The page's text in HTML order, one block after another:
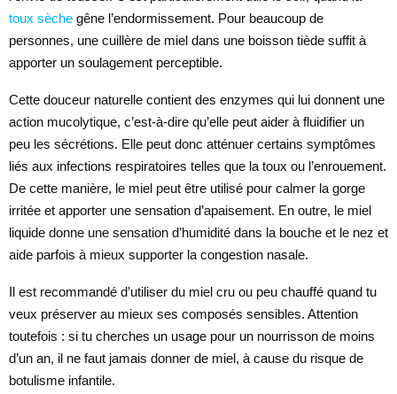
toux sèche gêne l’endormissement. Pour beaucoup de
personnes, une cuillère de miel dans une boisson tiède suffit à
apporter un soulagement perceptible.
Cette douceur naturelle contient des enzymes qui lui donnent une
action mucolytique, c’est-à-dire qu’elle peut aider à fluidifier un
peu les sécrétions. Elle peut donc atténuer certains symptômes
liés aux infections respiratoires telles que la toux ou l’enrouement.
De cette manière, le miel peut être utilisé pour calmer la gorge
irritée et apporter une sensation d’apaisement. En outre, le miel
liquide donne une sensation d’humidité dans la bouche et le nez et
aide parfois à mieux supporter la congestion nasale.
Il est recommandé d’utiliser du miel cru ou peu chauffé quand tu
veux préserver au mieux ses composés sensibles. Attention
toutefois : si tu cherches un usage pour un nourrisson de moins
d’un an, il ne faut jamais donner de miel, à cause du risque de
botulisme infantile.